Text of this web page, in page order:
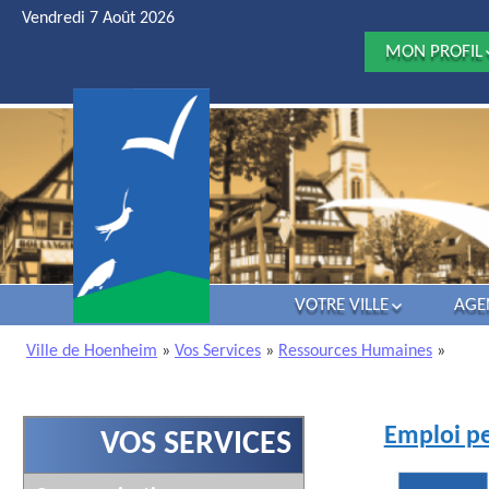
Vendredi 7 Août 2026
MON PROFIL
HOENHEIM
MES
VONT À
JE VEUX
PRATIQUER
ACTIVITÉ
LOISIRS
JE SUIS UN(E)
ENTREPRISE
VOTRE VILLE
HISTOIRE
Ville de Hoenheim » Vos Services » Ressources Humaines »
VOS SERVICES Emploi